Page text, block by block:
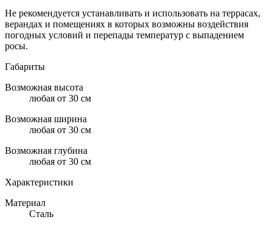
Не рекомендуется устанавливать и использовать на террасах,
верандах и помещениях в которых возможны воздействия
погодных условий и перепады температур с выпадением
росы.
Габариты
Возможная высота
любая от 30 см
Возможная ширина
любая от 30 см
Возможная глубина
любая от 30 см
Характеристики
Материал
Сталь